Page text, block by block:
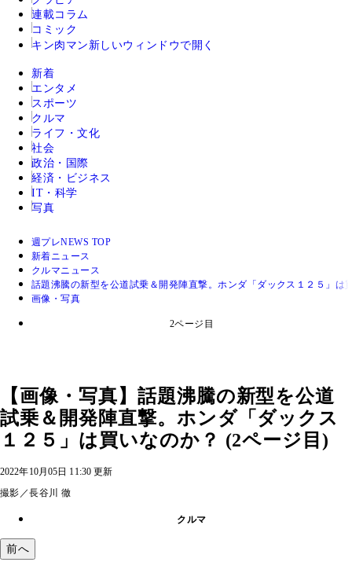
連載コラム
コミック
キン肉マン 新しいウィンドウで開く
新着
エンタメ
スポーツ
クルマ
ライフ・文化
社会
政治・国際
経済・ビジネス
IT・科学
写真
週プレNEWS TOP
新着ニュース
クルマニュース
話題沸騰の新型を公道試乗＆開発陣直撃。ホンダ「ダックス１２５」は
画像・写真
2ページ目
【画像・写真】話題沸騰の新型を公道
試乗＆開発陣直撃。ホンダ「ダックス
１２５」は買いなのか？ (2ページ目)
2022年10月05日 11:30 更新
撮影／長谷川 徹
クルマ
前へ